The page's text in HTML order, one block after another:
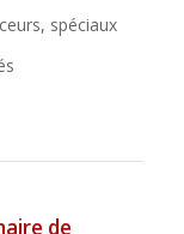
spéciaux
de